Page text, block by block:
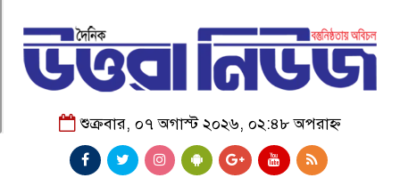
শুক্রবার, ০৭ অগাস্ট ২০২৬, ০২:৪৮ অপরাহ্ন